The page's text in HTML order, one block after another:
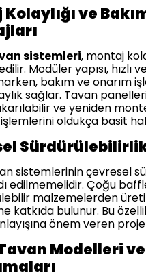
ve
sistemleri, montaj
Modüler yapısı, hızlı
bakım ve onarım
sağlar. Tavan
ve yeniden
oldukça basit
sistemlerinin çevresel
edilmemelidir. Çoğu
malzemelerden
katkıda bulunur. Bu
önem veren
Modelleri ve